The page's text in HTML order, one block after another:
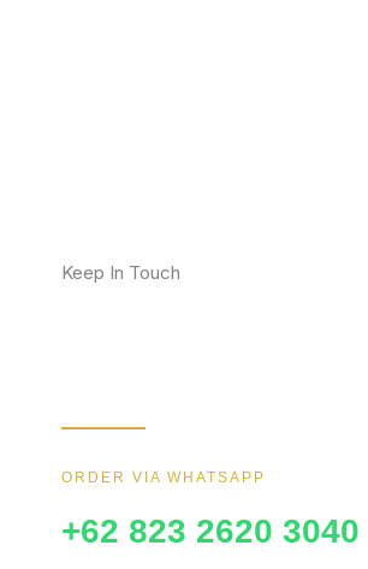
Keep In Touch
ORDER VIA WHATSAPP
+62 823 2620 3040